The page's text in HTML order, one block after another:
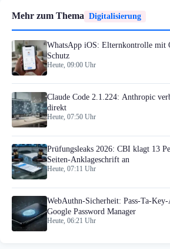
Mehr zum Thema Digitalisierung
WhatsApp iOS: Elternkontrolle mit
Schutz
Heute, 09:00 Uhr
Claude Code 2.1.224: Anthropic
direkt
Heute, 07:50 Uhr
Prüfungsleaks 2026: CBI klagt 13
Seiten-Anklageschrift an
Heute, 07:11 Uhr
WebAuthn-Sicherheit: Pass-Ta-
Google Password Manager
Heute, 06:21 Uhr